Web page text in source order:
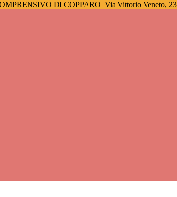
DI COPPARO Via Vittorio Veneto, 23